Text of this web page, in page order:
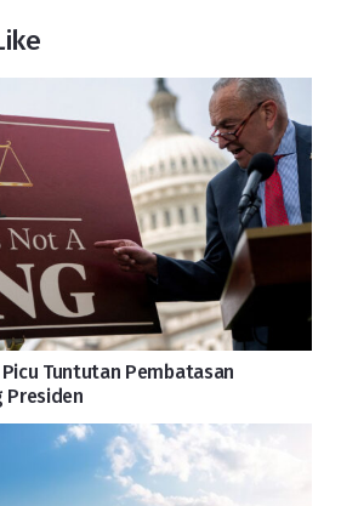
Picu Tuntutan Pembatasan
Presiden